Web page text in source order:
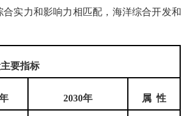
实力和影响力相匹配，海洋综合开发和
要指标
2030年 属 性